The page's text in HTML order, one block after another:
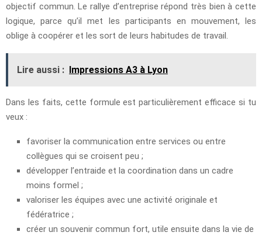
objectif commun. Le rallye d’entreprise répond très bien à cette
logique, parce qu’il met les participants en mouvement, les
oblige à coopérer et les sort de leurs habitudes de travail.
Lire aussi : Impressions A3 à Lyon
Dans les faits, cette formule est particulièrement efficace si tu
veux :
favoriser la communication entre services ou entre
collègues qui se croisent peu ;
développer l’entraide et la coordination dans un cadre
moins formel ;
valoriser les équipes avec une activité originale et
fédératrice ;
créer un souvenir commun fort, utile ensuite dans la vie de